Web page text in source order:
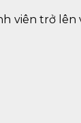
viên trở lên